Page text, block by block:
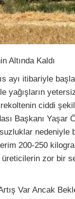
Altında Kaldı
ayı itibariyle
yağışların
ciddi
Başkanı Yaşar
nedeniyle
200-250
zor bir
Var Ancak